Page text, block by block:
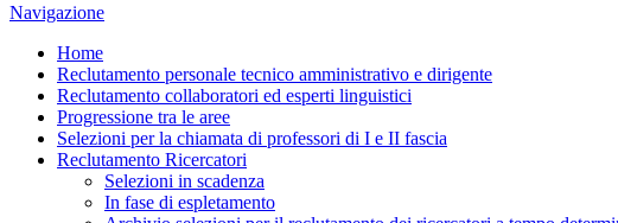
Navigazione
Home
Reclutamento personale tecnico amministrativo e dirigente
Reclutamento collaboratori ed esperti linguistici
Progressione tra le aree
Selezioni per la chiamata di professori di I e II fascia
Reclutamento Ricercatori
Selezioni in scadenza
In fase di espletamento